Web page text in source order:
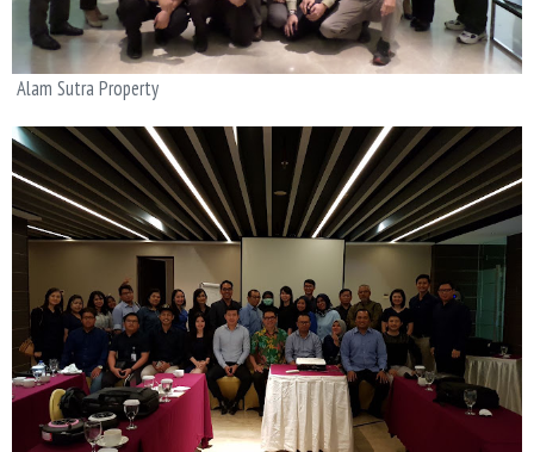
Alam Sutra Property